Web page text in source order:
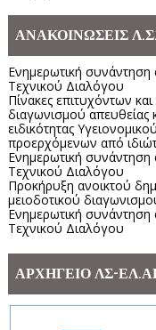
ΑΝΑΚΟΙΝΩΣΕΙΣ
Ενημερωτική συνάντηση
Τεχνικού Διαλόγου
Πίνακες επιτυχόντων
διαγωνισμού απευθείας
ειδικότητας
προερχόμενων από
Ενημερωτική συνάντηση
Τεχνικού Διαλόγου
Προκήρυξη ανοικτού
μειοδοτικού
Ενημερωτική συνάντηση
Τεχνικού Διαλόγου
ΑΡΧΗΓΕΙΟ ΛΣ-